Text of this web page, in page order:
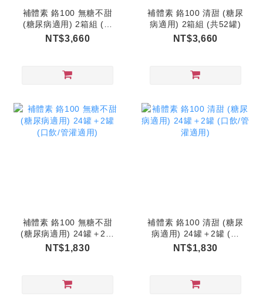
補體素 鉻100 無糖不甜
(糖尿病適用) 2箱組 (共
52罐)
NT$3,660
補體素 鉻100 清甜 (糖尿
病適用) 2箱組 (共52罐)
NT$3,660
補體素 鉻100 無糖不甜
(糖尿病適用) 24罐＋2罐
(口飲/管灌適用)
NT$1,830
補體素 鉻100 清甜 (糖尿
病適用) 24罐＋2罐 (口
飲/管灌適用)
NT$1,830